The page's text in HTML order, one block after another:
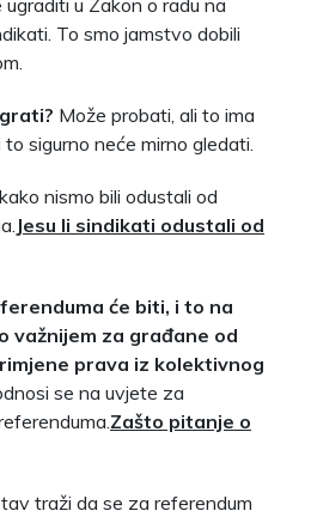
To smo jamstvo dobili
Može probati, ali to ima
sigurno neće mirno gledati.
nismo bili odustali od
Jesu li sindikati odustali od
će biti, i to na
važnijem za građane od
prava iz kolektivnog
se na uvjete za
Zašto pitanje o
traži da se za referendum